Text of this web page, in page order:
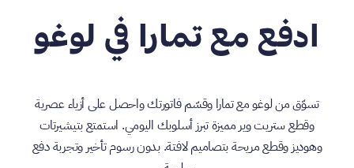
ادفع مع تمارا في لوغو
تسوّق من لوغو مع تمارا وقسّم فاتورتك واحصل على أزياء عصرية
وقطع ستريت وير مميزة تبرز أسلوبك اليومي. استمتع بتيشيرتات
وهوديز وقطع مريحة بتصاميم لافتة. بدون رسوم تأخير وتجربة دفع